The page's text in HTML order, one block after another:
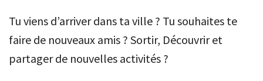
Tu viens d’arriver dans ta ville ? Tu souhaites te
faire de nouveaux amis ? Sortir, Découvrir et
partager de nouvelles activités ?